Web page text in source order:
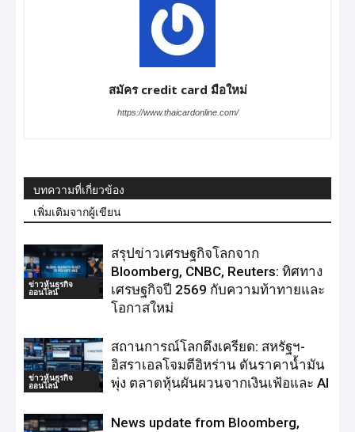
สมัคร credit card มือใหม่
https://www.thaicardonline.com/
บทความที่เกี่ยวข้อง
เพิ่มเติมจากผู้เขียน
ข่าวหุ้นธุรกิจ
ออนไลน์
สรุปข่าวเศรษฐกิจโลกจาก
Bloomberg, CNBC, Reuters: ทิศทาง
เศรษฐกิจปี 2569 กับความท้าทายและ
โอกาสใหม่
ข่าวหุ้นธุรกิจ
ออนไลน์
สถานการณ์โลกตึงเครียด: สหรัฐฯ-
อิสราเอลโจมตีอิหร่าน ดันราคาน้ำมัน
พุ่ง ตลาดหุ้นผันผวนจากเงินเฟ้อและ AI
News update from Bloomberg,